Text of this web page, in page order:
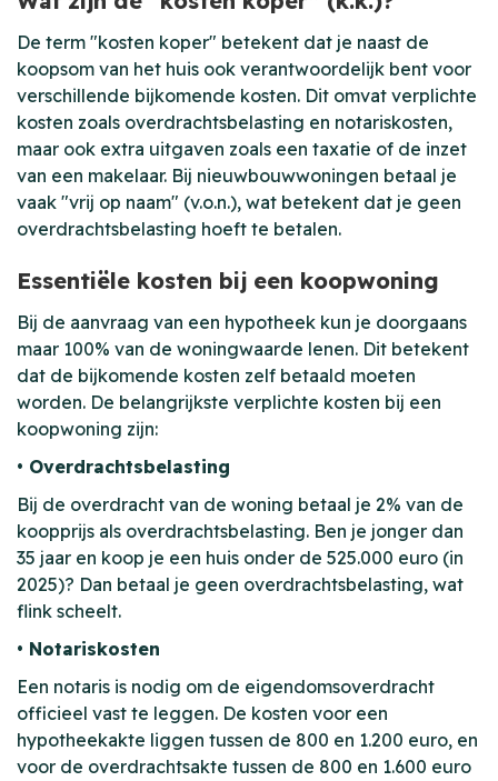
De term "kosten koper" betekent dat je naast de
koopsom van het huis ook verantwoordelijk bent voor
verschillende bijkomende kosten. Dit omvat verplichte
kosten zoals overdrachtsbelasting en notariskosten,
maar ook extra uitgaven zoals een taxatie of de inzet
van een makelaar. Bij nieuwbouwwoningen betaal je
vaak "vrij op naam" (v.o.n.), wat betekent dat je geen
overdrachtsbelasting hoeft te betalen.
Essentiële kosten bij een koopwoning
Bij de aanvraag van een hypotheek kun je doorgaans
maar 100% van de woningwaarde lenen. Dit betekent
dat de bijkomende kosten zelf betaald moeten
worden. De belangrijkste verplichte kosten bij een
koopwoning zijn:
• Overdrachtsbelasting
Bij de overdracht van de woning betaal je 2% van de
koopprijs als overdrachtsbelasting. Ben je jonger dan
35 jaar en koop je een huis onder de 525.000 euro (in
2025)? Dan betaal je geen overdrachtsbelasting, wat
flink scheelt.
• Notariskosten
Een notaris is nodig om de eigendomsoverdracht
officieel vast te leggen. De kosten voor een
hypotheekakte liggen tussen de 800 en 1.200 euro, en
voor de overdrachtsakte tussen de 800 en 1.600 euro